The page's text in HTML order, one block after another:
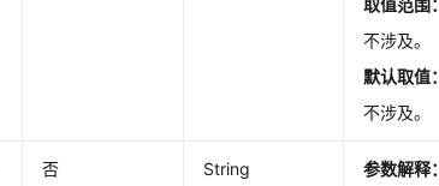
取值范围：
不涉及。
默认取值：
不涉及。
否 String
参数解释：